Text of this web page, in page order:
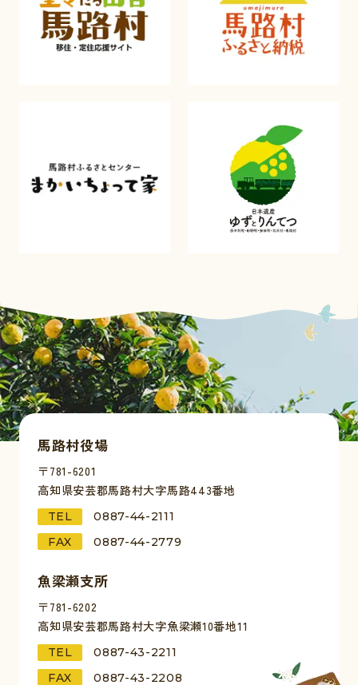
馬路村役場
〒781-6201
高知県安芸郡馬路村大字馬路443番地
TEL
0887-44-2111
FAX
0887-44-2779
魚梁瀬支所
〒781-6202
高知県安芸郡馬路村大字魚梁瀬10番地11
TEL
0887-43-2211
FAX
0887-43-2208